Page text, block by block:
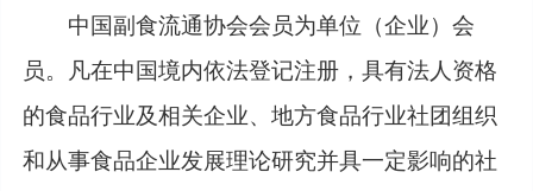
中国副食流通协会会员为单位（企业）会
员。凡在中国境内依法登记注册，具有法人资格
的食品行业及相关企业、地方食品行业社团组织
和从事食品企业发展理论研究并具一定影响的社